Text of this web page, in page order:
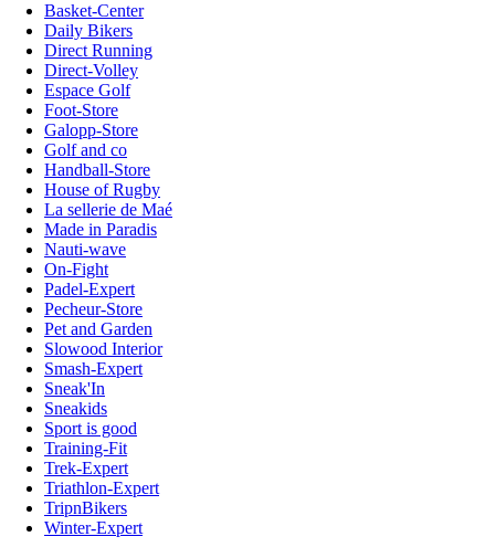
Basket-Center
Daily Bikers
Direct Running
Direct-Volley
Espace Golf
Foot-Store
Galopp-Store
Golf and co
Handball-Store
House of Rugby
La sellerie de Maé
Made in Paradis
Nauti-wave
On-Fight
Padel-Expert
Pecheur-Store
Pet and Garden
Slowood Interior
Smash-Expert
Sneak'In
Sneakids
Sport is good
Training-Fit
Trek-Expert
Triathlon-Expert
TripnBikers
Winter-Expert